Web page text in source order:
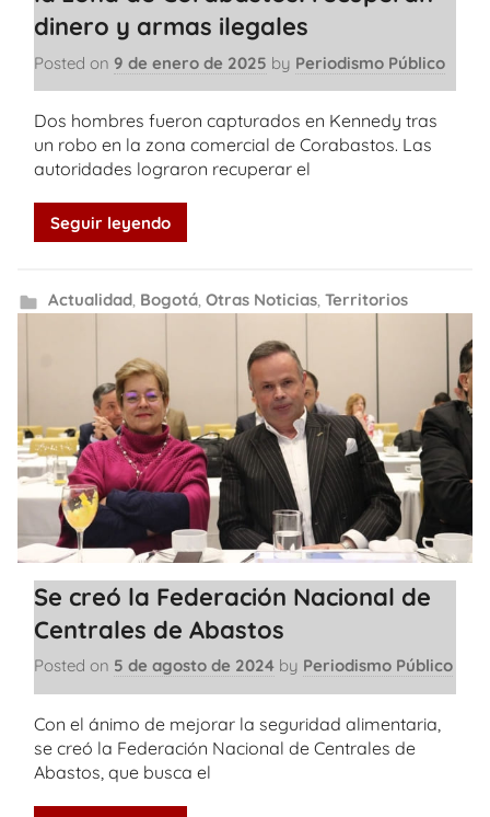
dinero y armas ilegales
Posted on 9 de enero de 2025 by Periodismo Público
Dos hombres fueron capturados en Kennedy tras
un robo en la zona comercial de Corabastos. Las
autoridades lograron recuperar el
Seguir leyendo
Actualidad, Bogotá, Otras Noticias, Territorios
Se creó la Federación Nacional de
Centrales de Abastos
Posted on 5 de agosto de 2024 by Periodismo Público
Con el ánimo de mejorar la seguridad alimentaria,
se creó la Federación Nacional de Centrales de
Abastos, que busca el